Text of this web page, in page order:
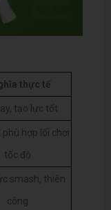
thực tế
tạo lực tốt
phù hợp lối chơi
tốc độ
smash, thiên
công